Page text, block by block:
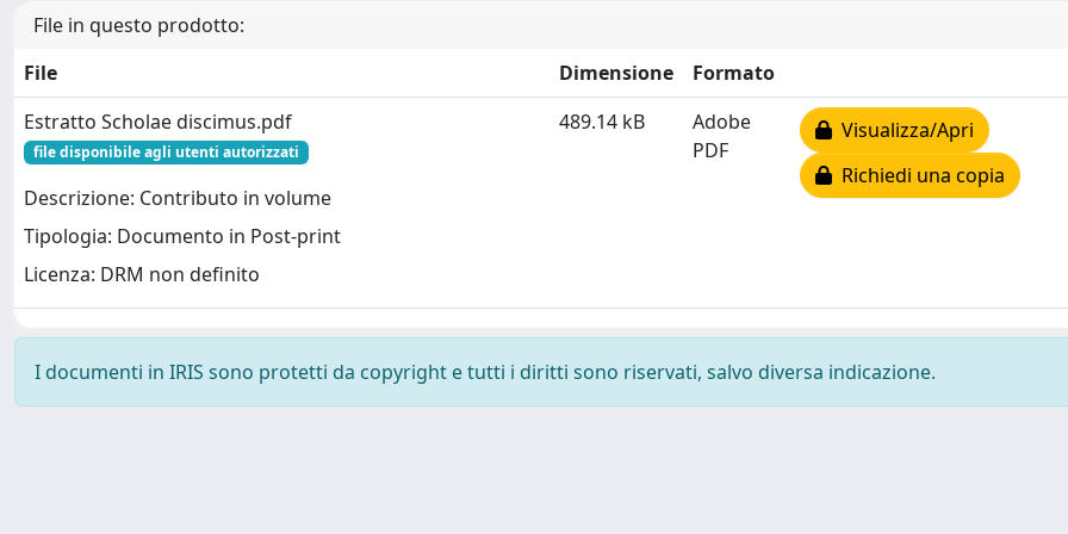
File in questo prodotto:
File
Dimensione
Formato
Estratto Scholae discimus.pdf
file disponibile agli utenti autorizzati
Descrizione: Contributo in volume
Tipologia: Documento in Post-print
Licenza: DRM non definito
489.14 kB
Adobe
PDF
Visualizza/Apri
Richiedi una copia
I documenti in IRIS sono protetti da copyright e tutti i diritti sono riservati, salvo diversa indicazione.